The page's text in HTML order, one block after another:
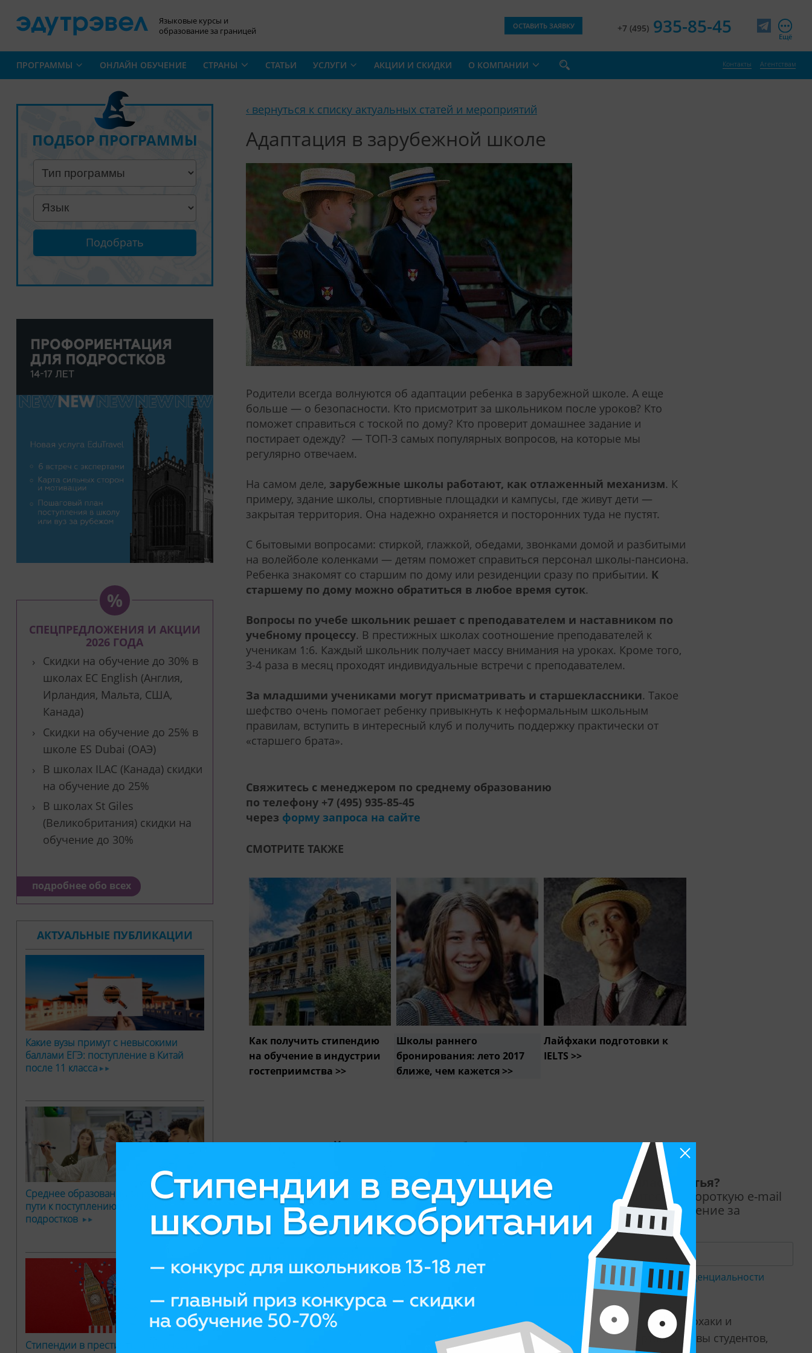
Языковые курсы и
образование за границей
ОСТАВИТЬ ЗАЯВКУ +7 (495) 935-85-45 Ещё
ПРОГРАММЫ ОНЛАЙН ОБУЧЕНИЕ СТРАНЫ СТАТЬИ УСЛУГИ АКЦИИ И СКИДКИ О КОМПАНИИ Контакты Агентствам
‹ вернуться к списку актуальных статей и мероприятий
Адаптация в зарубежной школе
Родители всегда волнуются об адаптации ребенка в зарубежной школе. А еще
больше — о безопасности. Кто присмотрит за школьником после уроков? Кто
поможет справиться с тоской по дому? Кто проверит домашнее задание и
постирает одежду? — ТОП-3 самых популярных вопросов, на которые мы
регулярно отвечаем.
На самом деле, зарубежные школы работают, как отлаженный механизм. К
примеру, здание школы, спортивные площадки и кампусы, где живут дети —
закрытая территория. Она надежно охраняется и посторонних туда не пустят.
С бытовыми вопросами: стиркой, глажкой, обедами, звонками домой и разбитыми
на волейболе коленками — детям поможет справиться персонал школы-пансиона.
Ребенка знакомят со старшим по дому или резиденции сразу по прибытии. К
старшему по дому можно обратиться в любое время суток.
Вопросы по учебе школьник решает с преподавателем и наставником по
учебному процессу. В престижных школах соотношение преподавателей к
ученикам 1:6. Каждый школьник получает массу внимания на уроках. Кроме того,
3-4 раза в месяц проходят индивидуальные встречи с преподавателем.
За младшими учениками могут присматривать и старшеклассники. Такое
шефство очень помогает ребенку привыкнуть к неформальным школьным
правилам, вступить в интересный клуб и получить поддержку практически от
«старшего брата».
Свяжитесь с менеджером по среднему образованию
по телефону +7 (495) 935-85-45
через форму запроса на сайте
СМОТРИТЕ ТАКЖЕ
Как получить стипендию
на обучение в индустрии
гостеприимства >>
Школы раннего
бронирования: лето 2017
ближе, чем кажется >>
Лайфхаки подготовки к
IELTS >>
Подписывайтесь на наши обновления
Самые важные и актуальные
новости об обучении за рубежом
—
читайте в нашем Telegram
канале.
Следуй за EduTravel в соцсетях —
самые🔥и💰новости:
Понравилась статья?
Подпишитесь на короткую e-mail
рассылку про обучение за
рубежом.
Я согласен с политикой конфиденциальности
ПОДПИСАТЬСЯ
Время чтения – 2 минуты: лайфхаки и
рекомендации экспертов, отзывы студентов,
ПОДБОР ПРОГРАММЫ
Подобрать
СПЕЦПРЕДЛОЖЕНИЯ И АКЦИИ
2026 ГОДА
Скидки на обучение до 30% в
школах EC English (Англия,
Ирландия, Мальта, США,
Канада)
Скидки на обучение до 25% в
школе ES Dubai (ОАЭ)
В школах ILAC (Канада) скидки
на обучение до 25%
В школах St Giles
(Великобритания) скидки на
обучение до 30%
подробнее обо всех
АКТУАЛЬНЫЕ ПУБЛИКАЦИИ
Какие вузы примут с невысокими
баллами ЕГЭ: поступление в Китай
после 11 класса
Среднее образование за рубежом: два
пути к поступлению в вуз для
подростков
Стипендии в престижный творческий